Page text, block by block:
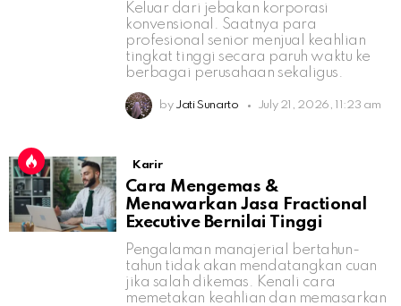
Keluar dari jebakan korporasi
konvensional. Saatnya para
profesional senior menjual keahlian
tingkat tinggi secara paruh waktu ke
berbagai perusahaan sekaligus.
by Jati Sunarto July 21, 2026, 11:23 am
Karir
Cara Mengemas &
Menawarkan Jasa Fractional
Executive Bernilai Tinggi
Pengalaman manajerial bertahun-
tahun tidak akan mendatangkan cuan
jika salah dikemas. Kenali cara
memetakan keahlian dan memasarkan